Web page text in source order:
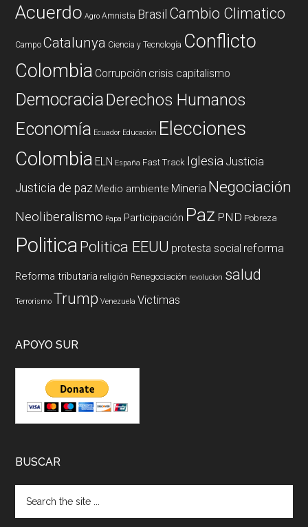
Acuerdo Agro Amnistia Brasil Cambio Climatico
Campo Catalunya Ciencia y Tecnología Conflicto
Colombia Corrupción crisis capitalismo
DemocraciaDerechos Humanos
Economía Ecuador Educación Elecciones
Colombia ELN España Fast Track Iglesia Justicia
Justicia de paz Medio ambiente Mineria Negociación
Neoliberalismo Papa Participación Paz PND Pobreza
PoliticaPolitica EEUU protesta social reforma
Reforma tributaria religión Renegociación revolucion salud
Terrorismo Trump Venezuela Victimas
APOYO SUR
BUSCAR